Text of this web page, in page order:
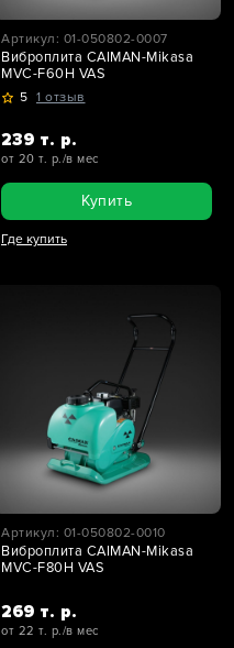
Артикул: 01-050802-0007
Виброплита CAIMAN-Mikasa
MVC-F60H VAS
5 1 отзыв
239 т. р.
от 20 т. р./в мес
Купить
Где купить
Артикул: 01-050802-0010
Виброплита CAIMAN-Mikasa
MVC-F80H VAS
269 т. р.
от 22 т. р./в мес